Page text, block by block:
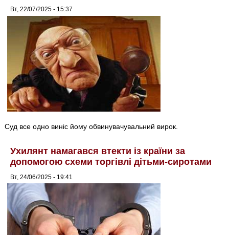
Вт, 22/07/2025 - 15:37
Суд все одно виніс йому обвинувачувальний вирок.
Ухилянт намагався втекти із країни за
допомогою схеми торгівлі дітьми-сиротами
Вт, 24/06/2025 - 19:41